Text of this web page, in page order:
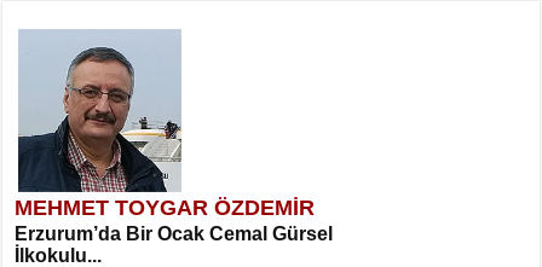
MEHMET TOYGAR ÖZDEMİR
Erzurum’da Bir Ocak Cemal Gürsel
İlkokulu...